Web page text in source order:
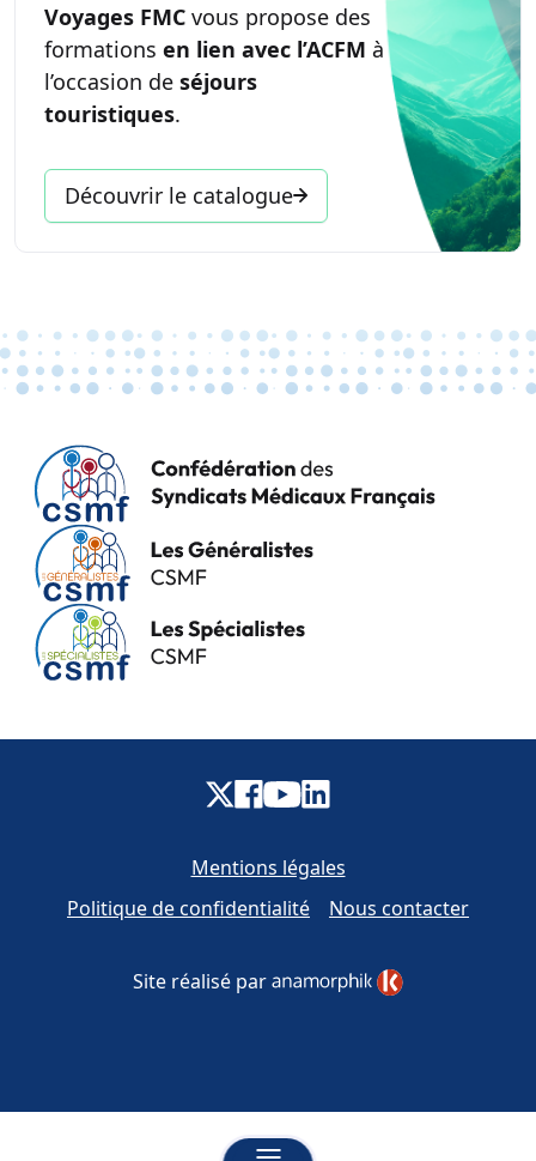
Voyages FMC vous propose des
formations en lien avec l’ACFM à
l’occasion de séjours
touristiques.
Découvrir le catalogue
Mentions légales
Politique de confidentialité
Nous contacter
Site réalisé par